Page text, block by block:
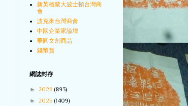
新英格蘭大波士頓台灣商
會
波克來台灣商會
中國企業家論壇
華圓文創商品
錢幣賞
網誌封存
► 2026 (893)
► 2025 (1409)